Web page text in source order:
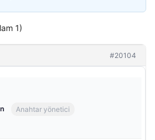
1)
#20104
Anahtar yönetici